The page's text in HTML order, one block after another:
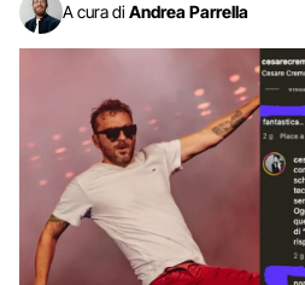
A cura di Andrea Parrella